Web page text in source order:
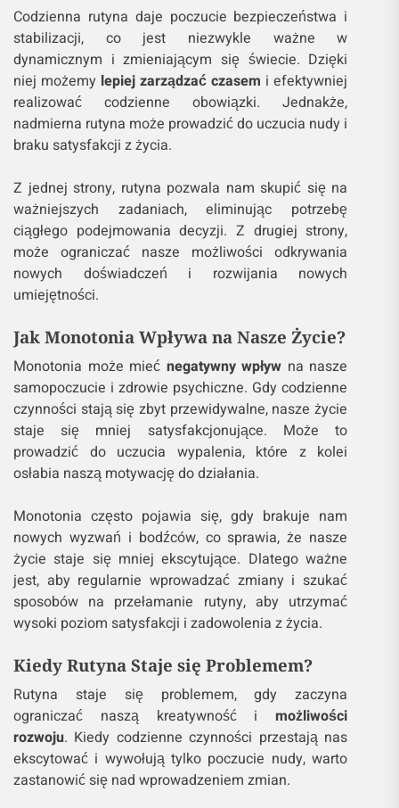
Codzienna rutyna daje poczucie bezpieczeństwa i
stabilizacji, co jest niezwykle ważne w
dynamicznym i zmieniającym się świecie. Dzięki
niej możemy lepiej zarządzać czasem i efektywniej
realizować codzienne obowiązki. Jednakże,
nadmierna rutyna może prowadzić do uczucia nudy i
braku satysfakcji z życia.
Z jednej strony, rutyna pozwala nam skupić się na
ważniejszych zadaniach, eliminując potrzebę
ciągłego podejmowania decyzji. Z drugiej strony,
może ograniczać nasze możliwości odkrywania
nowych doświadczeń i rozwijania nowych
umiejętności.
Jak Monotonia Wpływa na Nasze Życie?
Monotonia może mieć negatywny wpływ na nasze
samopoczucie i zdrowie psychiczne. Gdy codzienne
czynności stają się zbyt przewidywalne, nasze życie
staje się mniej satysfakcjonujące. Może to
prowadzić do uczucia wypalenia, które z kolei
osłabia naszą motywację do działania.
Monotonia często pojawia się, gdy brakuje nam
nowych wyzwań i bodźców, co sprawia, że nasze
życie staje się mniej ekscytujące. Dlatego ważne
jest, aby regularnie wprowadzać zmiany i szukać
sposobów na przełamanie rutyny, aby utrzymać
wysoki poziom satysfakcji i zadowolenia z życia.
Kiedy Rutyna Staje się Problemem?
Rutyna staje się problemem, gdy zaczyna
ograniczać naszą kreatywność imożliwości
rozwoju. Kiedy codzienne czynności przestają nas
ekscytować i wywołują tylko poczucie nudy, warto
zastanowić się nad wprowadzeniem zmian.